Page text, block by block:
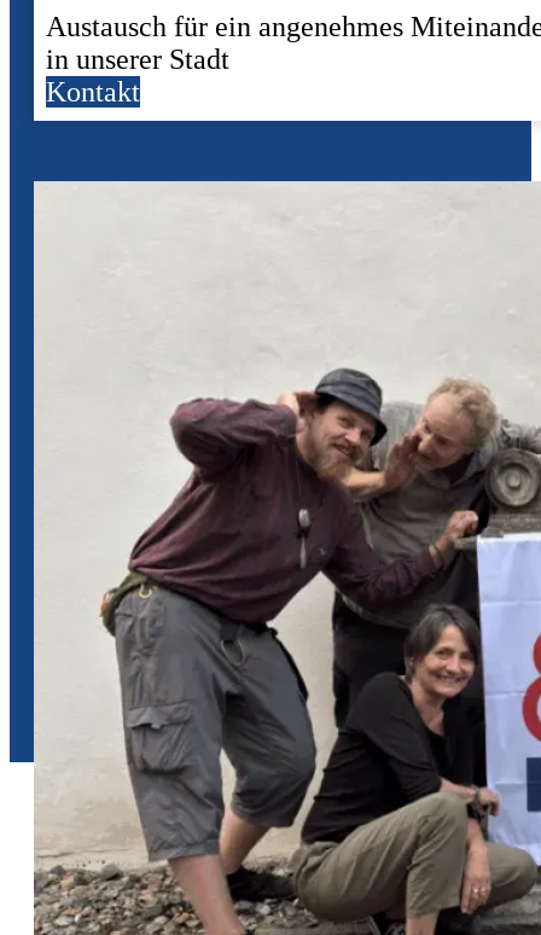
Austausch für ein angenehmes
in unserer Stadt
Kontakt